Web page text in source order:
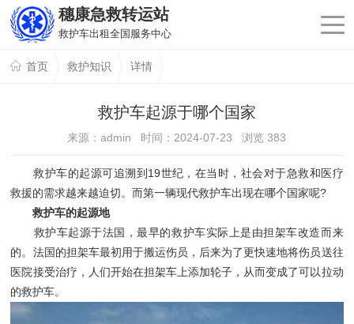
穗康急救转运站
救护车出租全国服务中心
首页 救护知识 详情
救护车起源于哪个国家
来源：admin 时间：2024-07-23 浏览383
救护车的起源可追溯到19世纪，在当时，社会对于急救和医疗
救援的需求越来越迫切。而第一辆现代救护车出现在哪个国家呢?
救护车的起源地
救护车起源于法国，最早的救护车实际上是由担架车改造而来
的。法国的担架车最初用于搬运伤员，后来为了更快速地将伤员送往
医院接受治疗，人们开始在担架车上添加轮子，从而变成了可以拉动
的救护车。